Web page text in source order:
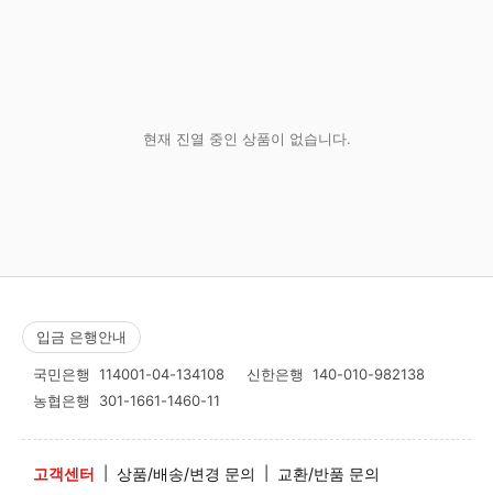
현재 진열 중인 상품이 없습니다.
입금 은행안내
국민은행 114001-04-134108 신한은행 140-010-982138
농협은행 301-1661-1460-11
고객센터 상품/배송/변경 문의 교환/반품 문의